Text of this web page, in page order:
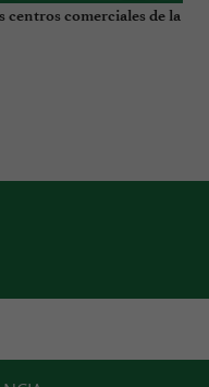
centros comerciales de la